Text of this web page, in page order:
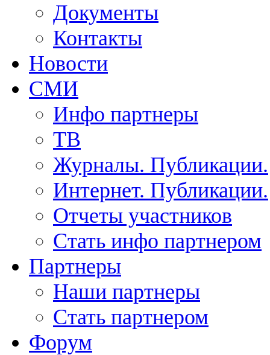
Документы
Контакты
Новости
СМИ
Инфо партнеры
ТВ
Журналы. Публикации.
Интернет. Публикации.
Отчеты участников
Стать инфо партнером
Партнеры
Наши партнеры
Стать партнером
Форум